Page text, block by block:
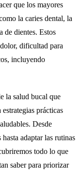
que los mayores
la caries dental, la
de dientes. Estos
dificultad para
incluyendo
la salud bucal que
prácticas
Desde
adaptar las rutinas
todo lo que
saber para priorizar